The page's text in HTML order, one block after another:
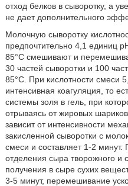
отход белков в сыворотку, а
не дает дополнительного
Молочную сыворотку
предпочтительно 4,1 единиц
85°С смешивают и
30 частей сыворотки и 100
85°С. При кислотности смеси
интенсивная коагуляция, то
системы золя в гель, при
отрываясь от жировых
зависит от интенсивности
закисленной сыворотки с
смеси и составляет 1-2 минут.
отделения сыра творожного и
получения в сыре сухих
3-5 минут, перемешивание